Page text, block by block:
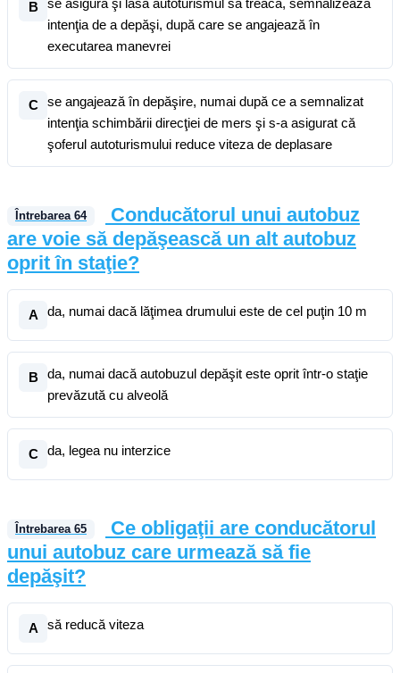
B
se asigură şi lasă autoturismul să treacă, semnalizează
intenţia de a depăşi, după care se angajează în
executarea manevrei
C
se angajează în depăşire, numai după ce a semnalizat
intenţia schimbării direcţiei de mers şi s-a asigurat că
şoferul autoturismului reduce viteza de deplasare
Întrebarea 64
Conducătorul unui autobuz
are voie să depăşească un alt autobuz
oprit în staţie?
A da, numai dacă lăţimea drumului este de cel puţin 10 m
B
da, numai dacă autobuzul depăşit este oprit într-o staţie
prevăzută cu alveolă
C da, legea nu interzice
Întrebarea 65
Ce obligaţii are conducătorul
unui autobuz care urmează să fie
depăşit?
A să reducă viteza